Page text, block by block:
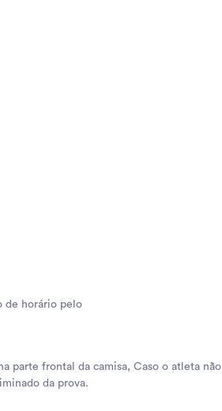
de horário pelo
parte frontal da camisa, Caso o atleta não
da prova.